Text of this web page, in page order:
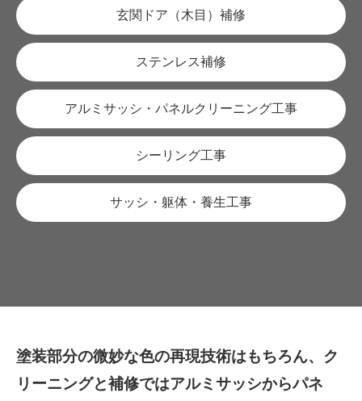
玄関ドア（木目）補修
ステンレス補修
アルミサッシ・パネルクリーニング工事
シーリング工事
サッシ・躯体・養生工事
塗装部分の微妙な色の再現技術はもちろん、ク
リーニングと補修ではアルミサッシからパネ